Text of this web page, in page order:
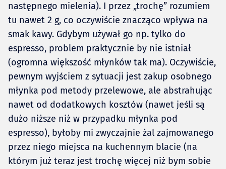
następnego mielenia). I przez „trochę” rozumiem
tu nawet 2 g, co oczywiście znacząco wpływa na
smak kawy. Gdybym używał go np. tylko do
espresso, problem praktycznie by nie istniał
(ogromna większość młynków tak ma). Oczywiście,
pewnym wyjściem z sytuacji jest zakup osobnego
młynka pod metody przelewowe, ale abstrahując
nawet od dodatkowych kosztów (nawet jeśli są
dużo niższe niż w przypadku młynka pod
espresso), byłoby mi zwyczajnie żal zajmowanego
przez niego miejsca na kuchennym blacie (na
którym już teraz jest trochę więcej niż bym sobie